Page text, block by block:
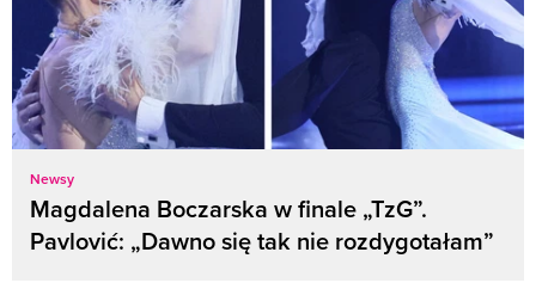
Newsy
Magdalena Boczarska w finale „TzG”.
Pavlović: „Dawno się tak nie rozdygotałam”